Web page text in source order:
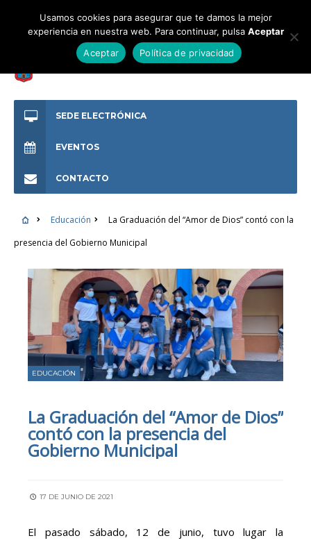
SEDE ELECTRÓNICA
EVENTOS
CONTACTO
Educación
La Graduación del “Amor de Dios” contó con la
presencia del Gobierno Municipal
EDUCACIÓN
La Graduación del “Amor de Dios”
contó con la presencia del
Gobierno Municipal
17 DE JUNIO DE 2021
El pasado sábado, 12 de junio, tuvo lugar la
Usamos cookies para asegurar que te damos la mejor
experiencia en nuestra web. Para continuar, pulsa Aceptar
Aceptar
Política de privacidad